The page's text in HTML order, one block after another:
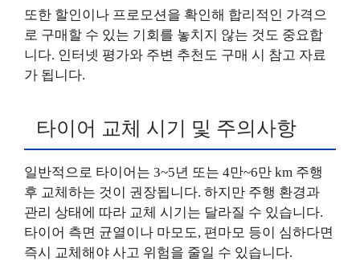
또한 할인이나 프로모션을 확인해 합리적인 가격으
로 구매할 수 있는 기회를 놓치지 않는 것도 중요합
니다. 인터넷 평가와 주변 추천도 구매 시 참고 자료
가 됩니다.
타이어 교체 시기 및 주의사항
일반적으로 타이어는 3~5년 또는 4만~6만 km 주행
후 교체하는 것이 권장됩니다. 하지만 주행 환경과
관리 상태에 따라 교체 시기는 달라질 수 있습니다.
타이어 측면 균열이나 마모도, 편마모 등이 심하다면
즉시 교체해야 사고 위험을 줄일 수 있습니다.